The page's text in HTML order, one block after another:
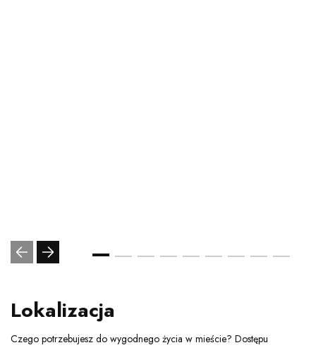
Lokalizacja
Czego potrzebujesz do wygodnego życia w mieście? Dostępu